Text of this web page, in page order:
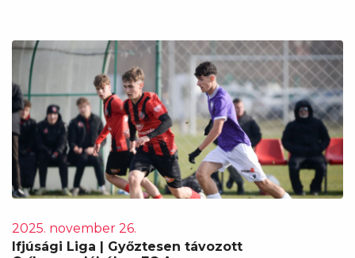
2025. november 26.
Ifjúsági Liga | Győztesen távozott